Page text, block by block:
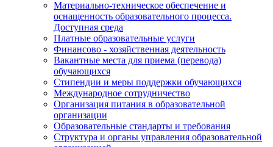
Материально-техническое обеспечение и
оснащенность образовательного процесса.
Доступная среда
Платные образовательные услуги
Финансово - хозяйственная деятельность
Вакантные места для приема (перевода)
обучающихся
Стипендии и меры поддержки обучающихся
Международное сотрудничество
Организация питания в образовательной
организации
Образовательные стандарты и требования
Структура и органы управления образовательной